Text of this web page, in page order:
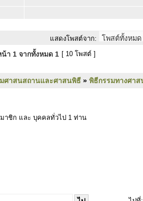
แสดงโพสต์จาก:
น้า 1 จากทั้งหมด 1 [ 10 โพสต์ ]
ศาสนสถานและศาสนพิธี » พิธีกรรมทางศา
าชิก และ บุคคลทั่วไป 1 ท่าน